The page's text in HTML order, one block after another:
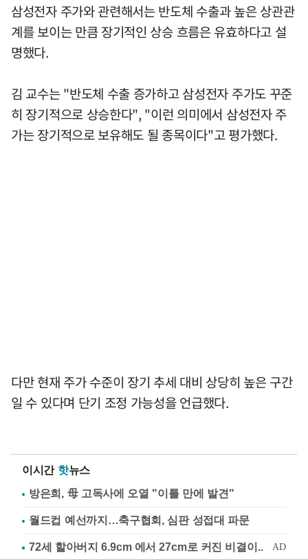
삼성전자 주가와 관련해서는 반도체 수출과 높은 상관관
계를 보이는 만큼 장기적인 상승 흐름은 유효하다고 설
명했다.
김 교수는 "반도체 수출 증가하고 삼성전자 주가도 꾸준
히 장기적으로 상승한다", "이런 의미에서 삼성전자 주
가는 장기적으로 보유해도 될 종목이다"고 평가했다.
다만 현재 주가 수준이 장기 추세 대비 상당히 높은 구간
일 수 있다며 단기 조정 가능성을 언급했다.
이시간 핫뉴스
방은희, 母 고독사에 오열 "이틀 만에 발견"
월드컵 예선까지…축구협회, 심판 성접대 파문